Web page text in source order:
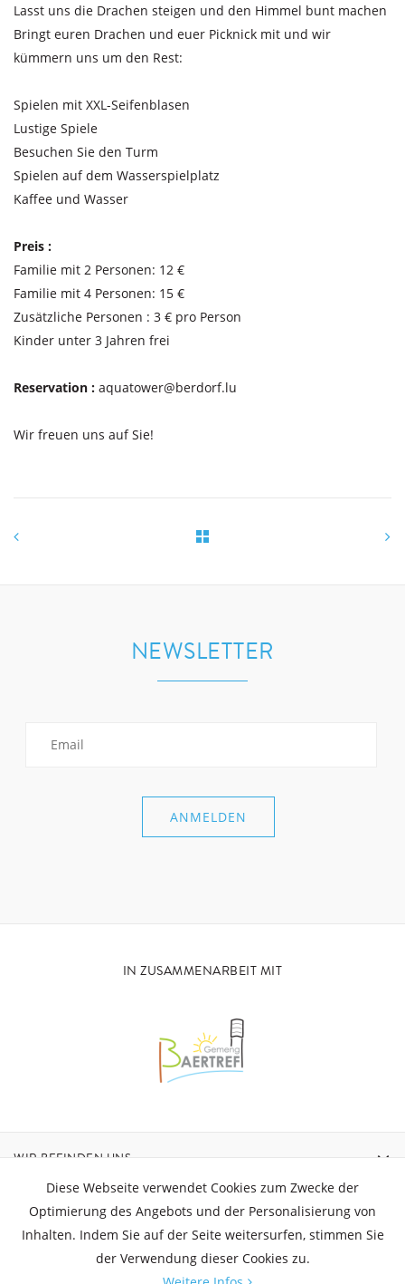
Lasst uns die Drachen steigen und den Himmel bunt machen
Bringt euren Drachen und euer Picknick mit und wir
kümmern uns um den Rest:
Spielen mit XXL-Seifenblasen
Lustige Spiele
Besuchen Sie den Turm
Spielen auf dem Wasserspielplatz
Kaffee und Wasser
Preis :
Familie mit 2 Personen: 12 €
Familie mit 4 Personen: 15 €
Zusätzliche Personen : 3 € pro Person
Kinder unter 3 Jahren frei
Reservation : aquatower@berdorf.lu
Wir freuen uns auf Sie!
NEWSLETTER
IN ZUSAMMENARBEIT MIT
WIR BEFINDEN UNS
KONTAKT
ÖFFNUNGSZEITEN
Diese Webseite verwendet Cookies zum Zwecke der
Optimierung des Angebots und der Personalisierung von
Inhalten. Indem Sie auf der Seite weitersurfen, stimmen Sie
der Verwendung dieser Cookies zu.